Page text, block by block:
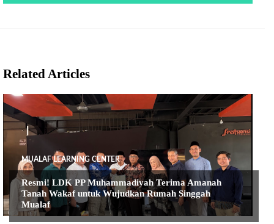
Related Articles
MUALAF LEARNING CENTER
Resmi! LDK PP Muhammadiyah Terima Amanah
Tanah Wakaf untuk Wujudkan Rumah Singgah
Mualaf